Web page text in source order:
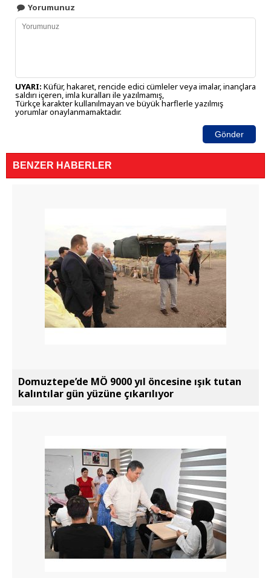
Yorumunuz
UYARI: Küfür, hakaret, rencide edici cümleler veya imalar, inançlara
saldırı içeren, imla kuralları ile yazılmamış,
Türkçe karakter kullanılmayan ve büyük harflerle yazılmış
yorumlar onaylanmamaktadır.
Gönder
BENZER HABERLER
Domuztepe’de MÖ 9000 yıl öncesine ışık tutan
kalıntılar gün yüzüne çıkarılıyor